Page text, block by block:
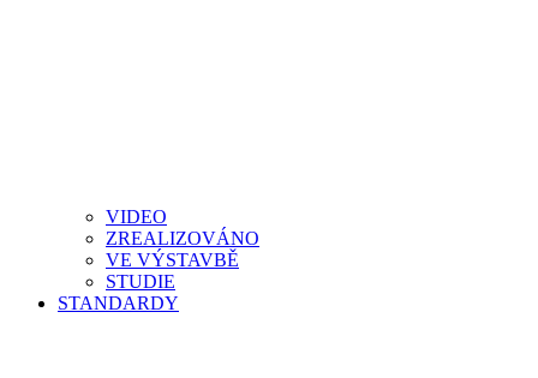
VIDEO
ZREALIZOVÁNO
VE VÝSTAVBĚ
STUDIE
STANDARDY